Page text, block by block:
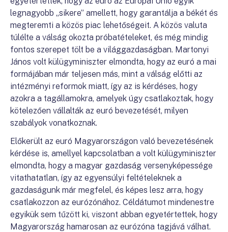
legnagyobb „sikere” amellett, hogy garantálja a békét és
megteremti a közös piac lehetőségeit. A közös valuta
túlélte a válság okozta próbatételeket, és még mindig
fontos szerepet tölt be a világgazdaságban. Martonyi
János volt külügyminiszter elmondta, hogy az euró a mai
formájában már teljesen más, mint a válság előtti az
intézményi reformok miatt, így az is kérdéses, hogy
azokra a tagállamokra, amelyek úgy csatlakoztak, hogy
kötelezően vállalták az euró bevezetését, milyen
szabályok vonatkoznak.
Előkerült az euró Magyarországon való bevezetésének
kérdése is, amellyel kapcsolatban a volt külügyminiszter
elmondta, hogy a magyar gazdaság versenyképessége
vitathatatlan, így az egyensúlyi feltételeknek a
gazdaságunk már megfelel, és képes lesz arra, hogy
csatlakozzon az eurózónához. Céldátumot mindenestre
egyikük sem tűzött ki, viszont abban egyetértettek, hogy
Magyarország hamarosan az eurózóna tagjává válhat.